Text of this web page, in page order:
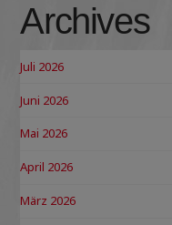
Archives
Juli 2026
Juni 2026
Mai 2026
April 2026
März 2026